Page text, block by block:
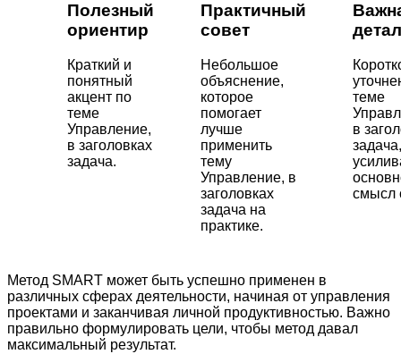
Полезный
ориентир
Краткий и
понятный
акцент по
теме
Управление,
в заголовках
задача.
Практичный
совет
Небольшое
объяснение,
которое
помогает
лучше
применить
тему
Управление, в
заголовках
задача на
практике.
теме
в
задача,
смысл
Метод SMART может быть успешно применен в
различных сферах деятельности, начиная от управления
проектами и заканчивая личной продуктивностью. Важно
правильно формулировать цели, чтобы метод давал
максимальный результат.